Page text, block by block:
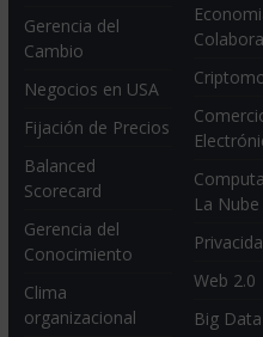
Gerencia del
Cambio
Negocios en USA
Fijación de Precios
Balanced
Scorecard
Gerencia del
Conocimiento
Clima
organizacional
La Nube
Web 2.0
Big Data